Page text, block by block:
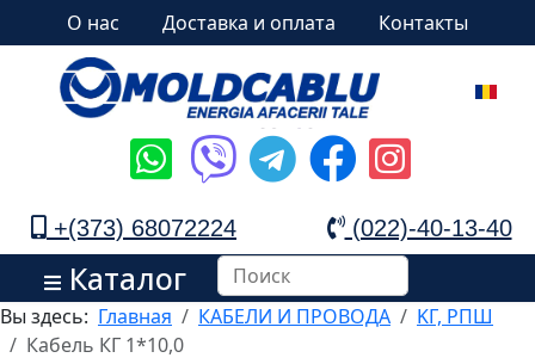
О нас Доставка и оплата Контакты
+(373) 68072224 (022)-40-13-40
Каталог
Вы здесь: Главная КАБЕЛИ И ПРОВОДА
KГ, РПШ
Кабель КГ 1*10,0